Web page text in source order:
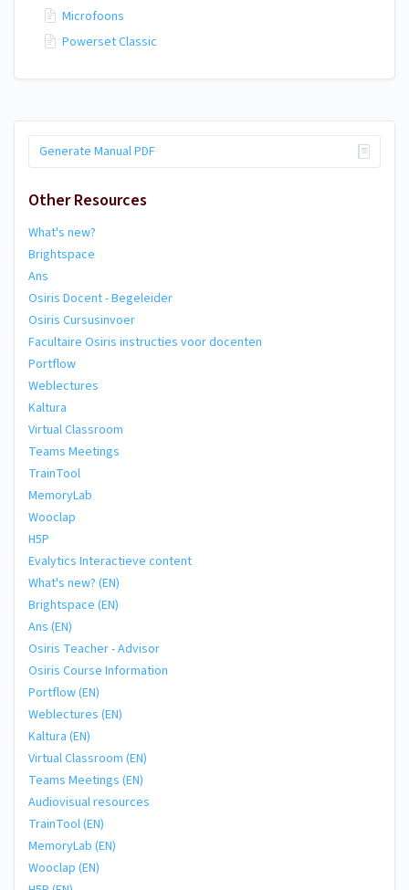
Generate Manual PDF
Other Resources
What's new?
Brightspace
Ans
Osiris Docent - Begeleider
Osiris Cursusinvoer
Facultaire Osiris instructies voor docenten
Portflow
Weblectures
Kaltura
Virtual Classroom
Teams Meetings
TrainTool
MemoryLab
Wooclap
H5P
Evalytics Interactieve content
What's new? (EN)
Brightspace (EN)
Ans (EN)
Osiris Teacher - Advisor
Osiris Course Information
Portflow (EN)
Weblectures (EN)
Kaltura (EN)
Virtual Classroom (EN)
Teams Meetings (EN)
Audiovisual resources
TrainTool (EN)
MemoryLab (EN)
Wooclap (EN)
Microfoons
Powerset Classic